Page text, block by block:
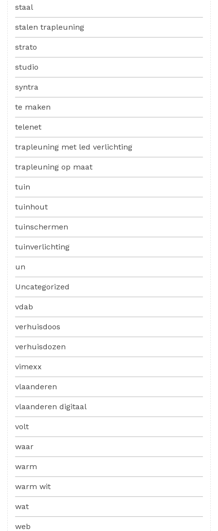
staal
stalen trapleuning
strato
studio
syntra
te maken
telenet
trapleuning met led verlichting
trapleuning op maat
tuin
tuinhout
tuinschermen
tuinverlichting
un
Uncategorized
vdab
verhuisdoos
verhuisdozen
vimexx
vlaanderen
vlaanderen digitaal
volt
waar
warm
warm wit
wat
web